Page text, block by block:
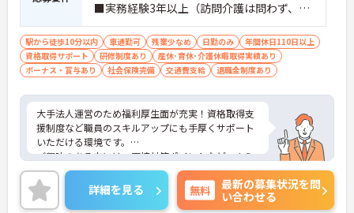
■実務経験3年以上（訪問介護は問わず、介
護職全般）必須
駅から徒歩10分以内 車通勤可 残業少なめ 日勤のみ
年間休日110日以上
資格取得サポート
研修制度あり
産休･育休･介護休暇取得実績あり
ボーナス・賞与あり
社会保険完備 交通費支給 退職金制度あり
大手法人運営のため福利厚生面が充実！資格取得支
援制度など職員のスキルアップにも手厚くサポート
いただける環境です。
ご興味のある方には、面接対策ポイントなど、さら
に詳細をお話いたしますので、お気軽にご相談くだ
さい。
詳細を見る 無料
最新の募集状況を問
い合わせる